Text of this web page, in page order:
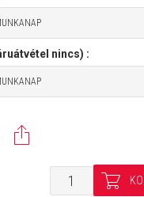
nincs) :